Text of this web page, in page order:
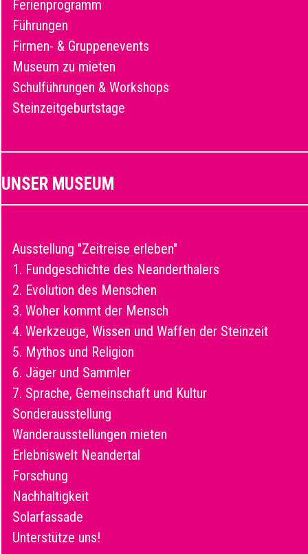
Ferienprogramm
Führungen
Firmen- & Gruppenevents
Museum zu mieten
Schulführungen & Workshops
Steinzeitgeburtstage
UNSER MUSEUM
Ausstellung "Zeitreise erleben"
1. Fundgeschichte des Neanderthalers
2. Evolution des Menschen
3. Woher kommt der Mensch
4. Werkzeuge, Wissen und Waffen der Steinzeit
5. Mythos und Religion
6. Jäger und Sammler
7. Sprache, Gemeinschaft und Kultur
Sonderausstellung
Wanderausstellungen mieten
Erlebniswelt Neandertal
Forschung
Nachhaltigkeit
Solarfassade
Unterstütze uns!